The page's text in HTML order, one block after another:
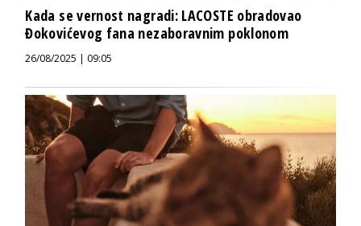
Kada se vernost nagradi: LACOSTE obradovao
Đokovićevog fana nezaboravnim poklonom
26/08/2025 | 09:05